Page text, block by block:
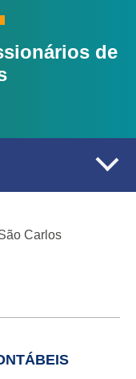
de
Carlos